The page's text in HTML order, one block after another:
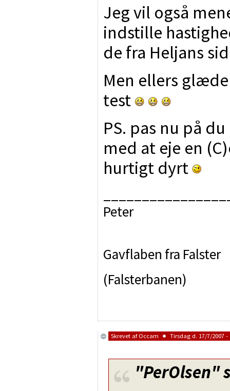
Jeg vil også
indstille
de fra Heljans
Men ellers
test
PS. pas nu på
med at eje en
hurtigt dyrt
Peter
Gavflaben fra Falster
(Falsterbanen)
Skrevet af Occam Tirsdag d. 17/7/2007 -
"PerOlsen"